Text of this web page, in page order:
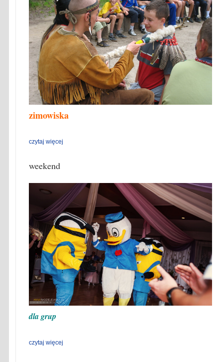
zimowiska
czytaj więcej
weekend
dla grup
czytaj więcej